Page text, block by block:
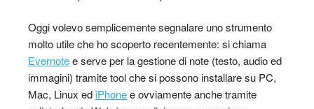
Oggi volevo semplicemente segnalare uno strumento
molto utile che ho scoperto recentemente: si chiama
Evernotee serve per la gestione di note (testo, audio ed
immagini) tramite tool che si possono installare su PC,
Mac, Linux ed iPhonee ovviamente anche tramite